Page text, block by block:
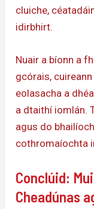
cluiche,
idirbhirt.
Nuair a bíonn a
gcórais,
eolasacha a
a dtaithí iomlán.
agus do
cothromaíochta
Conclúid:
Cheadúnas